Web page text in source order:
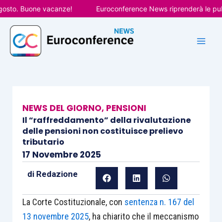
Vai
al
contenuto
Buone vacanze! Euroconference News riprenderà le
NEWS DEL GIORNO, PENSIONI
Il “raffreddamento” della rivalutazione
delle pensioni non costituisce prelievo
tributario
17 Novembre 2025
di Redazione
La Corte Costituzionale, con sentenza n. 167 del
13 novembre 2025, ha chiarito che il meccanismo